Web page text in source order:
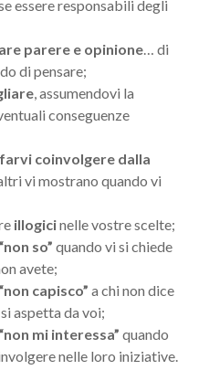
essere responsabili degli
parere e opinione… di
di pensare;
, assumendovi la
conseguenze
coinvolgere dalla
vi mostrano quando vi
illogicinelle vostre scelte;
“non so” quando vi si chiede
avete;
“non capisco” a chi non dice
aspetta da voi;
“non mi interessa” quando
nelle loro iniziative.